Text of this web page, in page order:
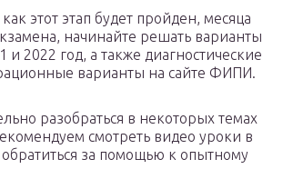
этот этап будет пройден, месяца
начинайте решать варианты
и 2022 год, а также диагностические
варианты на сайте ФИПИ.
разобраться в некоторых темах
смотреть видео уроки в
за помощью к опытному